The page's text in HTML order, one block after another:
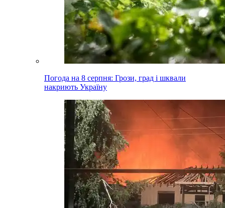
Погода на 8 серпня: Грози, град і шквали
накриють Україну